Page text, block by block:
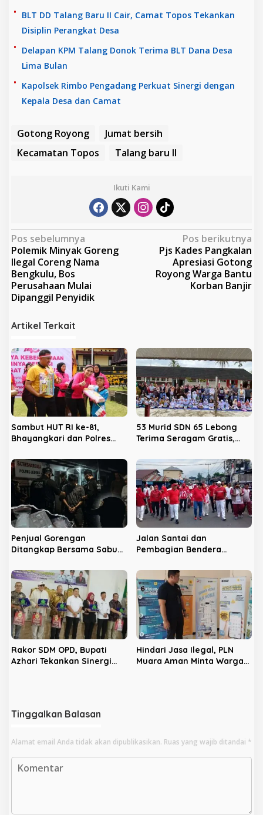
BLT DD Talang Baru II Cair, Camat Topos Tekankan
Disiplin Perangkat Desa
Delapan KPM Talang Donok Terima BLT Dana Desa
Lima Bulan
Kapolsek Rimbo Pengadang Perkuat Sinergi dengan
Kepala Desa dan Camat
Gotong Royong
Jumat bersih
Kecamatan Topos
Talang baru II
Ikuti Kami
N
a
v
i
g
a
i
p
o
s
Pos sebelumnya
Polemik Minyak Goreng
Ilegal Coreng Nama
Bengkulu, Bos
Perusahaan Mulai
Dipanggil Penyidik
Pos berikutnya
Pjs Kades Pangkalan
Apresiasi Gotong
Royong Warga Bantu
Korban Banjir
Artikel Terkait
Sambut HUT RI ke-81,
Bhayangkari dan Polres
Asuhan Berbagi Keceriaan
53 Murid SDN 65 Lebong
Terima Seragam Gratis,
Ruang Kelas
Penjual Gorengan
Ditangkap Bersama Sabu
Oknum APH Disebut Saat
Interogasi
Jalan Santai dan
Pembagian Bendera
Lebong
Rakor SDM OPD, Bupati
Azhari Tekankan Sinergi
Hindari Jasa Ilegal, PLN
Muara Aman Minta Warga
Tinggalkan Balasan
Alamat email Anda tidak akan dipublikasikan. Ruas yang wajib ditandai *